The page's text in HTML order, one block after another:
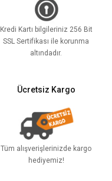
Kredi Kartı bilgileriniz 256 Bit
SSL Sertifikası ile korunma
altındadır.
Ücretsiz Kargo
Tüm alışverişlerinizde kargo
hediyemiz!